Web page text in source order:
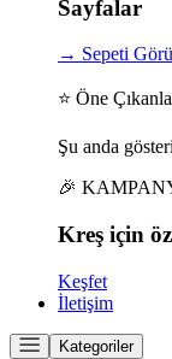
Sayfalar
→ Sepeti
⭐ Öne
Şu anda
🎉
Kreş için
Keşfet
İletişim
Kategoriler